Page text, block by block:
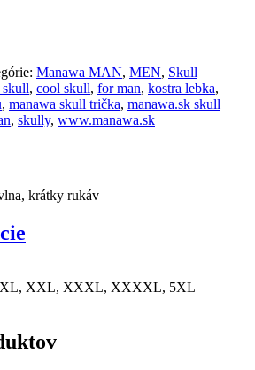
Manawa MAN, MEN, Skull
, cool skull, for man, kostra lebka,
, manawa skull trička, manawa.sk skull
, skully, www.manawa.sk
krátky rukáv
XL, XXL, XXXL, XXXXL, 5XL